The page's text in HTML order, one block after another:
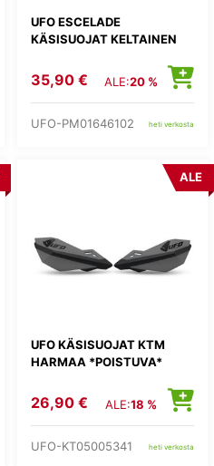
UFO ESCELADE
KÄSISUOJAT KELTAINEN
35,90 € ALE:20 %
UFO-PM01646102 heti verkosta
UFO KÄSISUOJAT KTM
HARMAA *POISTUVA*
ALE
26,90 € ALE:18 %
UFO-KT05005341 heti verkosta